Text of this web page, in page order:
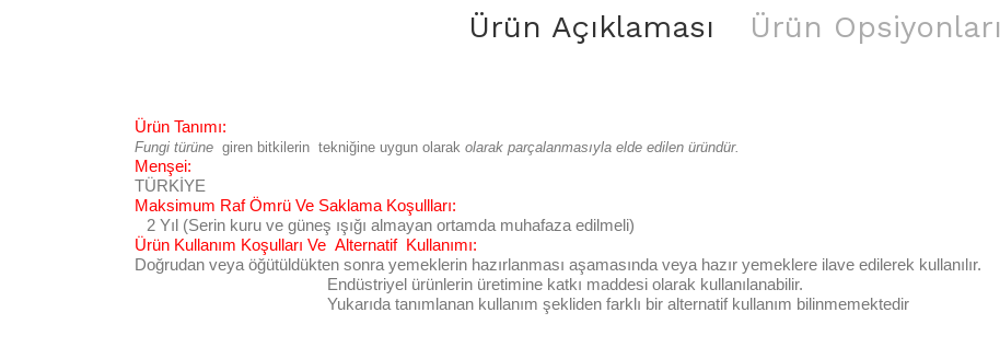
Ürün Açıklaması Ürün Opsiyonları
Ürün Tanımı:
Fungi türüne giren bitkilerin tekniğine uygun olarak olarak parçalanmasıyla elde edilen üründür.
Menşei:
TÜRKİYE
Maksimum Raf Ömrü Ve Saklama Koşullları:
2 Yıl (Serin kuru ve güneş ışığı almayan ortamda muhafaza edilmeli)
Ürün Kullanım Koşulları Ve Alternatif Kullanımı:
Doğrudan veya öğütüldükten sonra yemeklerin hazırlanması aşamasında veya hazır yemeklere ilave edilerek kullanılır.
Endüstriyel ürünlerin üretimine katkı maddesi olarak kullanılanabilir.
Yukarıda tanımlanan kullanım şekliden farklı bir alternatif kullanım bilinmemektedir